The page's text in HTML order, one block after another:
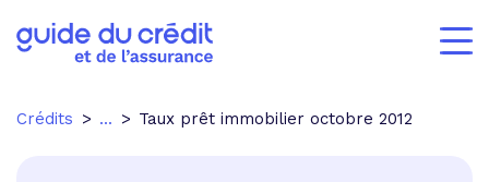
Crédits ... Taux prêt immobilier octobre 2012